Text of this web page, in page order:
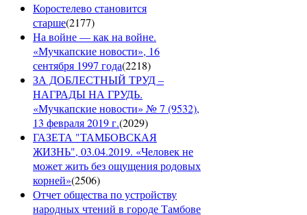
Коростелево становится
старше(2177)
На войне — как на войне.
«Мучкапские новости», 16
сентября 1997 года(2218)
ЗА ДОБЛЕСТНЫЙ ТРУД –
НАГРАДЫ НА ГРУДЬ.
«Мучкапские новости» № 7 (9532),
13 февраля 2019 г.(2029)
ГАЗЕТА "ТАМБОВСКАЯ
ЖИЗНЬ", 03.04.2019. «Человек не
может жить без ощущения родовых
корней»(2506)
Отчет общества по устройству
народных чтений в городе Тамбове